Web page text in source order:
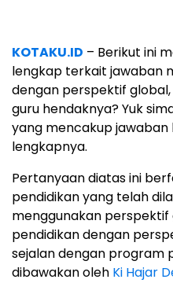
KOTAKU.ID – Berikut ini
lengkap terkait jawaban
dengan perspektif
guru hendaknya? Yuk
yang mencakup
lengkapnya.
Pertanyaan diatas ini
pendidikan yang telah
menggunakan perspektif
pendidikan dengan
sejalan dengan program
dibawakan oleh Ki Hajar